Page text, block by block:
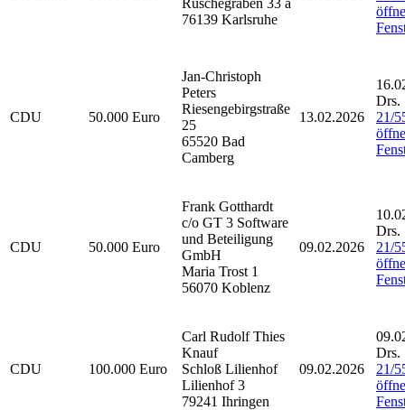
76139 Karlsruhe
CDU 50.000 Euro
Jan-Christoph
Peters
Riesengebirgstraße
25
65520 Bad
Camberg
13.02.2026
Drs.
21/
CDU 50.000 Euro
Frank Gotthardt
c/o GT 3 Software
und Beteiligung
GmbH
Maria Trost 1
56070 Koblenz
09.02.2026
Drs.
21/
CDU 100.000 Euro
Carl Rudolf Thies
Knauf
Schloß Lilienhof
Lilienhof 3
79241 Ihringen
09.02.2026
Drs.
21/